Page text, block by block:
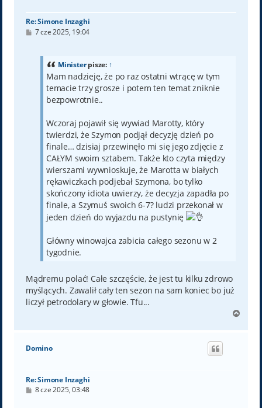
Re: Simone Inzaghi
P7 cze 2025, 19:04
Ministerpisze: ↑
Mam nadzieję, że po raz ostatni wtrącę w tym
temacie trzy grosze i potem ten temat zniknie
bezpowrotnie..
Wczoraj pojawił się wywiad Marotty, który
twierdzi, że Szymon podjął decyzję dzień po
finale… dzisiaj przewinęło mi się jego zdjęcie z
CAŁYM swoim sztabem. Także kto czyta między
wierszami wywnioskuje, że Marotta w białych
rękawiczkach podjebał Szymona, bo tylko
skończony idiota uwierzy, że decyzja zapadła po
finale, a Szymuś swoich 6-7? ludzi przekonał w
jeden dzień do wyjazdu na pustynię
Główny winowajca zabicia całego sezonu w 2
tygodnie.
Mądremu polać! Całe szczęście, że jest tu kilku zdrowo
myślących. Zawalił cały ten sezon na sam koniec bo już
liczył petrodolary w głowie. Tfu...
g
Domino
Re: Simone Inzaghi
P8 cze 2025, 03:48